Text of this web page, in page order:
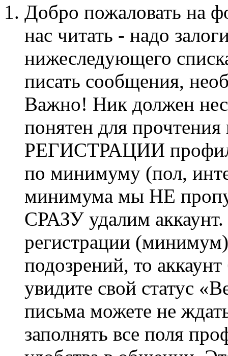
Добро пожаловать на
нас читать - надо
нижеследующего
писать сообщения,
Важно! Ник должен
понятен для
РЕГИСТРАЦИИ профиль
по минимуму (пол,
минимума мы НЕ
СРАЗУ удалим
регистрации
подозрений, то
увидите свой статус
письма можете не
заполнять все поля